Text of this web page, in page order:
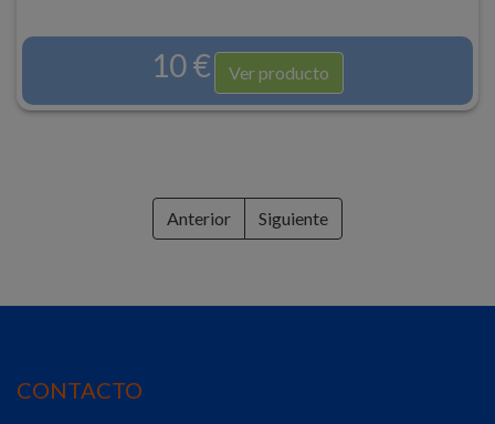
10 € Ver producto
Anterior Siguiente
CONTACTO